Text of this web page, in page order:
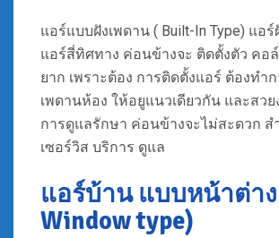
แอร์แบบฝังเพดาน ( Built-In Type) แอร์
แอร์สี่ทิศทาง ค่อนข้างจะ ติดตั้งตัว คอล์
ยาก เพราะต้อง การติดตั้งแอร์ ต้องทำ
เพดานห้อง ให้อยูแนวเดียวกัน และสว
การดูแลรักษา ค่อนข้างจะไม่สะดวก ส
เซอร์วิส บริการ ดูแล
แอร์บ้าน แบบหน้าต่า
Window type)